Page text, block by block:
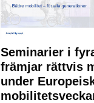
Seminarier i
främjar rättvis
under